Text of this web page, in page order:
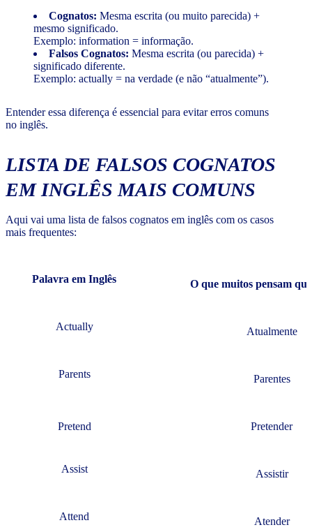
Cognatos: Mesma escrita (ou muito parecida) +
mesmo significado.
Exemplo: information = informação.
Falsos Cognatos: Mesma escrita (ou parecida) +
significado diferente.
Exemplo: actually = na verdade (e não “atualmente”).
Entender essa diferença é essencial para evitar erros comuns
no inglês.
LISTA DE FALSOS COGNATOS
EM INGLÊS MAIS COMUNS
Aqui vai uma lista de falsos cognatos em inglês com os casos
mais frequentes:
Palavra em Inglês O que muitos pensam
Actually Atualmente
Parents Parentes
Pretend Pretender
Assist Assistir
Attend Atender